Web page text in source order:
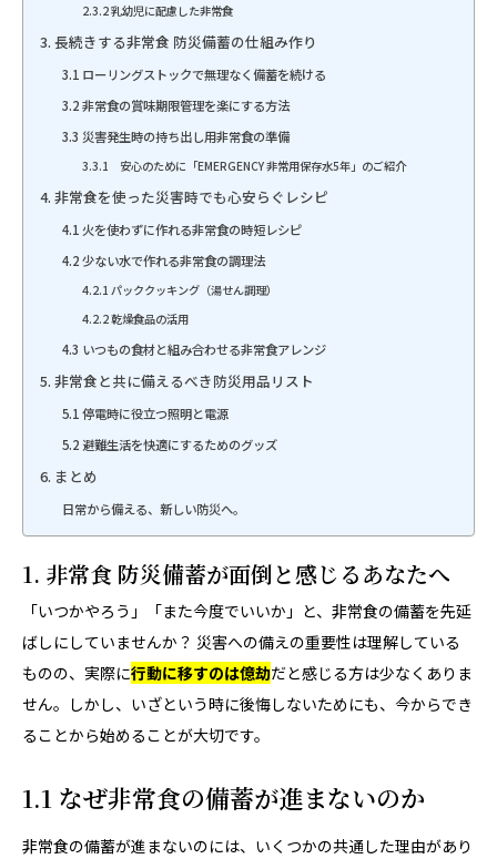
2.3.2 乳幼児に配慮した非常食
3. 長続きする非常食 防災備蓄の仕組み作り
3.1 ローリングストックで無理なく備蓄を続ける
3.2 非常食の賞味期限管理を楽にする方法
3.3 災害発生時の持ち出し用非常食の準備
3.3.1 安心のために「EMERGENCY 非常用保存水5年」のご紹介
4. 非常食を使った災害時でも心安らぐレシピ
4.1 火を使わずに作れる非常食の時短レシピ
4.2 少ない水で作れる非常食の調理法
4.2.1 パッククッキング（湯せん調理）
4.2.2 乾燥食品の活用
4.3 いつもの食材と組み合わせる非常食アレンジ
5. 非常食と共に備えるべき防災用品リスト
5.1 停電時に役立つ照明と電源
5.2 避難生活を快適にするためのグッズ
6. まとめ
日常から備える、新しい防災へ。
1. 非常食 防災備蓄が面倒と感じるあなたへ
「いつかやろう」「また今度でいいか」と、非常食の備蓄を先延
ばしにしていませんか？ 災害への備えの重要性は理解している
ものの、実際に行動に移すのは億劫だと感じる方は少なくありま
せん。しかし、いざという時に後悔しないためにも、今からでき
ることから始めることが大切です。
1.1 なぜ非常食の備蓄が進まないのか
非常食の備蓄が進まないのには、いくつかの共通した理由があり